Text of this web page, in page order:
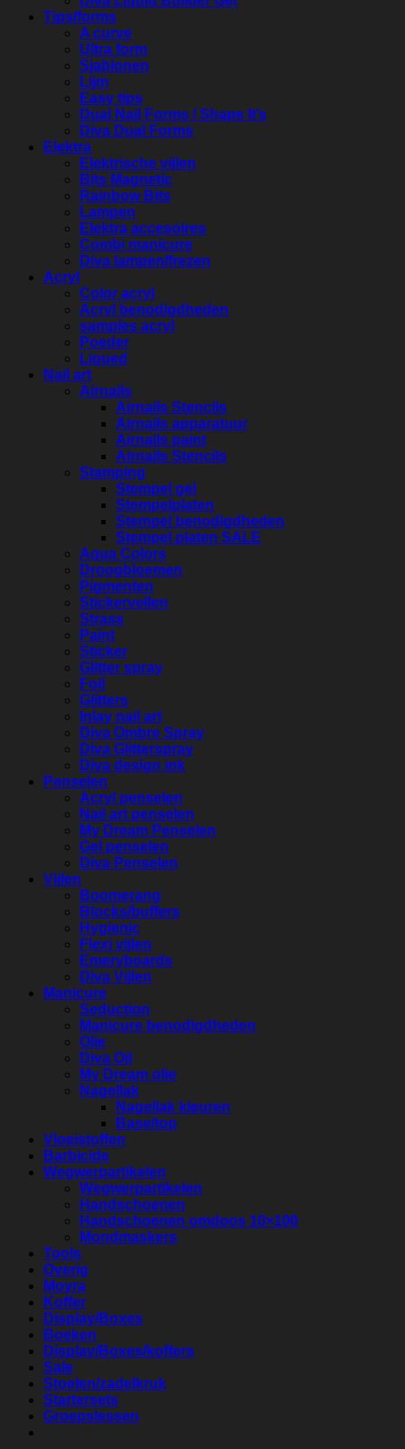
Tips/forms
A curve
Ultra form
Sjablonen
Lijm
Easy tips
Dual Nail Forms / Shape It’s
Diva Dual Forms
Elektra
Elektrische vijlen
Bits Magnetic
Rainbow Bits
Lampen
Elektra accesoires
Combi manicure
Diva lampen/frezen
Acryl
Color acryl
Acryl benodigdheden
samples acryl
Poeder
Liqued
Nail art
Airnails
Airnails Stencils
Airnails apparatuur
Airnails paint
Airnails Stencils
Stamping
Stempel gel
Stempelplaten
Stempel benodigdheden
Stempel platen SALE
Aqua Colors
Droogbloemen
Pigmenten
Stickervellen
Strass
Paint
Sticker
Glitter spray
Foil
Glitters
Inlay nail art
Diva Ombre Spray
Diva Glitterspray
Diva design ink
Penselen
Acryl penselen
Nail art penselen
My Dream Penselen
Gel penselen
Diva Penselen
Vijlen
Boomerang
Blocks/buffers
Hygienic
Flexi vijlen
Emeryboards
Diva Vijlen
Manicure
Seduction
Manicure benodigdheden
Olie
Diva Oil
My Dream olie
Nagellak
Nagellak kleuren
Base/top
Vloeistoffen
Barbicide
Wegwerpartikelen
Wegwerpartikelen
Handschoenen
Handschoenen omdoos 10×100
Mondmaskers
Tools
Overig
Moyra
Koffer
Display/Boxes
Boeken
Display/Boxes/koffers
Sale
Stoelen/zadelkruk
Startersets
Groepslessen